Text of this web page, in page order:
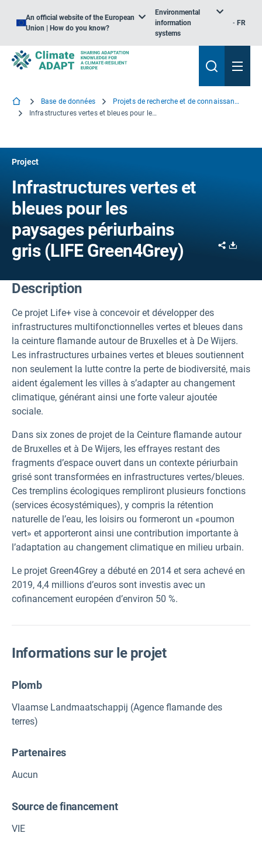
An official website of the European
Union | How do you know?
Environmental
information
systems
FR
Base de données
Projets de recherche et de connaissance
Infrastructures vertes et bleues pour les paysages périurbains gris
Project
Infrastructures vertes et
bleues pour les
paysages périurbains
gris (LIFE Green4Grey)
Share
Description
Ce projet Life+ vise à concevoir et développer des
infrastructures multifonctionnelles vertes et bleues dans
la ceinture flamande autour de Bruxelles et à De Wijers.
Les infrastructures urbaines vertes et bleues soutiennent
non seulement la lutte contre la perte de biodiversité, mais
aident également les villes à s’adapter au changement
climatique, générant ainsi une forte valeur ajoutée
sociale.
Dans six zones de projet de la Ceinture flamande autour
de Bruxelles et à De Wijers, les effrayes restant des
fragments d’espace ouvert dans un contexte périurbain
grisé sont transformées en infrastructures vertes/bleues.
Ces tremplins écologiques rempliront plusieurs fonctions
(services écosystémiques), y compris la rétention
naturelle de l’eau, les loisirs ou formeront un «poumon
vert» et apporteront ainsi une contribution importante à
l’adaptation au changement climatique en milieu urbain.
Le projet Green4Grey a débuté en 2014 et sera achevé en
2019, 4,4 millions d’euros sont investis avec un
cofinancement européen d’environ 50 %.
Informations sur le projet
Plomb
Vlaamse Landmaatschappij (Agence flamande des
terres)
Partenaires
Aucun
Source de financement
VIE